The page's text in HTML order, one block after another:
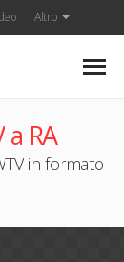
Altro
RA
in formato